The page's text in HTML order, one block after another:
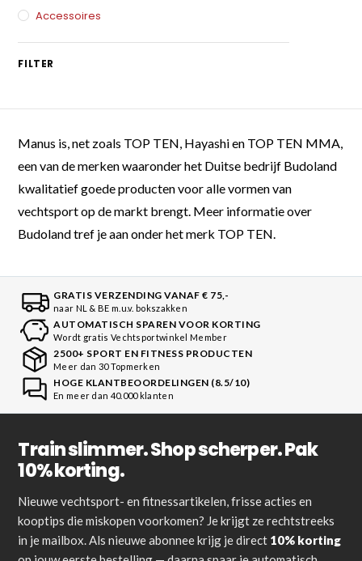
Accessoires
FILTER
Manus is, net zoals TOP TEN, Hayashi en TOP TEN MMA,
een van de merken waaronder het Duitse bedrijf Budoland
kwalitatief goede producten voor alle vormen van
vechtsport op de markt brengt. Meer informatie over
Budoland tref je aan onder het merk TOP TEN.
GRATIS VERZENDING VANAF € 75,-
naar NL & BE m.u.v. bokszakken
AUTOMATISCH SPAREN VOOR KORTING
Wordt gratis Vechtsportwinkel Member
2500+ SPORT EN FITNESS PRODUCTEN
Meer dan 30 Topmerken
HOGE KLANTBEOORDELINGEN (8.5/10)
En meer dan 40.000 klanten
Train slimmer. Shop scherper. Pak
10% korting.
Nieuwe vechtsport- en fitnessartikelen, frisse acties en
kooptips die miskopen voorkomen? Je krijgt ze rechtstreeks
in je mailbox. Als nieuwe abonnee krijg je direct 10% korting